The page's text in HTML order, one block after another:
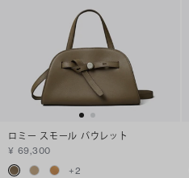
ロミー スモール バウレット
¥ 69,300
+2